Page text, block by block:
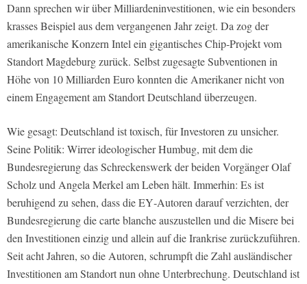
Dann sprechen wir über Milliardeninvestitionen, wie ein besonders
krasses Beispiel aus dem vergangenen Jahr zeigt. Da zog der
amerikanische Konzern Intel ein gigantisches Chip‑Projekt vom
Standort Magdeburg zurück. Selbst zugesagte Subventionen in
Höhe von 10 Milliarden Euro konnten die Amerikaner nicht von
einem Engagement am Standort Deutschland überzeugen.
Wie gesagt: Deutschland ist toxisch, für Investoren zu unsicher.
Seine Politik: Wirrer ideologischer Humbug, mit dem die
Bundesregierung das Schreckenswerk der beiden Vorgänger Olaf
Scholz und Angela Merkel am Leben hält. Immerhin: Es ist
beruhigend zu sehen, dass die EY‑Autoren darauf verzichten, der
Bundesregierung die carte blanche auszustellen und die Misere bei
den Investitionen einzig und allein auf die Irankrise zurückzuführen.
Seit acht Jahren, so die Autoren, schrumpft die Zahl ausländischer
Investitionen am Standort nun ohne Unterbrechung. Deutschland ist